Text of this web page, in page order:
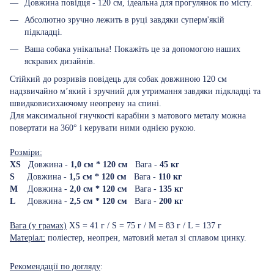
Довжина повідця - 120 см, ідеальна для прогулянок по місту.
Абсолютно зручно лежить в руці завдяки суперм'якій
підкладці.
Ваша собака унікальна! Покажіть це за допомогою наших
яскравих дизайнів.
Стійкий до розривів повідець для собак довжиною 120 см
надзвичайно м’який і зручний для утримання завдяки підкладці та
швидковисихаючому неопрену на спині.
Для максимальної гнучкості карабіни з матового металу можна
повертати на 360° і керувати ними однією рукою.
Розміри:
XS Довжина - 1,0 см * 120 см Вага - 45 кг
S Довжина - 1,5 см * 120 см Вага - 110 кг
M Довжина - 2,0 см * 120 см Вага - 135 кг
L Довжина - 2,5 см * 120 см Вага - 200 кг
Вага (у грамах) XS = 41 г / S = 75 г / M = 83 г / L = 137 г
Матеріал: поліестер, неопрен, матовий метал зі сплавом цинку.
Рекомендації по догляду: